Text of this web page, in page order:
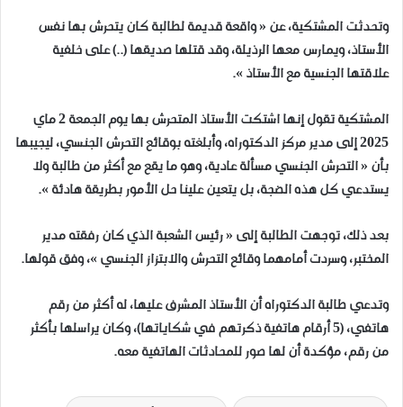
وتحدثت المشتكية، عن « واقعة قديمة لطالبة كان يتحرش بها نفس
الأستاذ، ويمارس معها الرذيلة، وقد قتلها صديقها (..) على خلفية
علاقتها الجنسية مع الأستاذ ».
المشتكية تقول إنها اشتكت الأستاذ المتحرش بها يوم الجمعة 2 ماي
2025 إلى مدير مركز الدكتوراه، وأبلغته بوقائع التحرش الجنسي، ليجيبها
بأن « التحرش الجنسي مسألة عادية، وهو ما يقع مع أكثر من طالبة ولا
يستدعي كل هذه الضجة، بل يتعين علينا حل الأمور بطريقة هادئة ».
بعد ذلك، توجهت الطالبة إلى « رئيس الشعبة الذي كان رفقته مدير
المختبر، وسردت أمامهما وقائع التحرش والابتزاز الجنسي »، وفق قولها.
وتدعي طالبة الدكتوراه أن الأستاذ المشرف عليها، له أكثر من رقم
هاتفي، (5 أرقام هاتفية ذكرتهم في شكاياتها)، وكان يراسلها بأكثر
من رقم، مؤكدة أن لها صور للمحادثات الهاتفية معه.